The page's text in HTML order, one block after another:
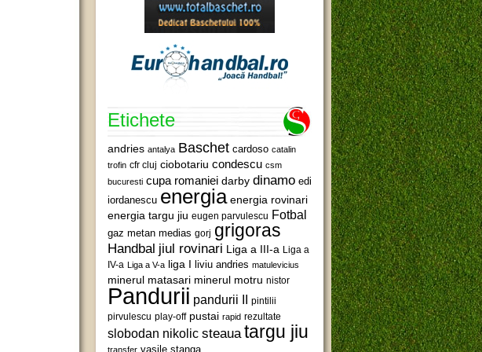
Etichete
andries antalya Baschet cardoso catalin
trofin cfr cluj ciobotariu condescu csm
bucuresti cupa romaniei darby dinamo edi
iordanescu energia energia rovinari
energia targu jiu eugen parvulescu Fotbal
gaz metan medias gorj grigoras
Handbal jiul rovinari Liga a III-a Liga a
IV-a Liga a V-a liga I liviu andries matulevicius
minerul matasari minerul motru nistor
Pandurii pandurii II pintilii
pirvulescu play-off pustai rapid rezultate
slobodan nikolic steaua targu jiu
transfer vasile stanga